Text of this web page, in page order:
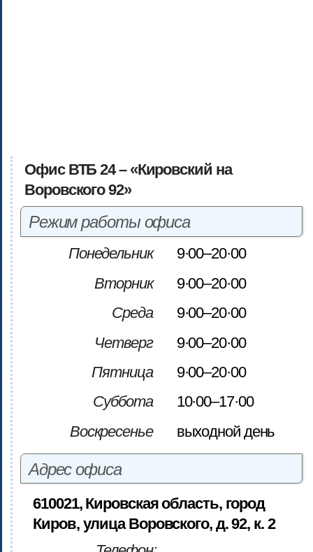
Офис ВТБ 24 – «Кировский на
Воровского 92»
Режим работы офиса
Понедельник
9·00–20·00
Вторник
9·00–20·00
Среда
9·00–20·00
Четверг
9·00–20·00
Пятница
9·00–20·00
Суббота
10·00–17·00
Воскресенье
выходной день
Адрес офиса
610021, Кировская область, город
Киров, улица Воровского, д. 92, к. 2